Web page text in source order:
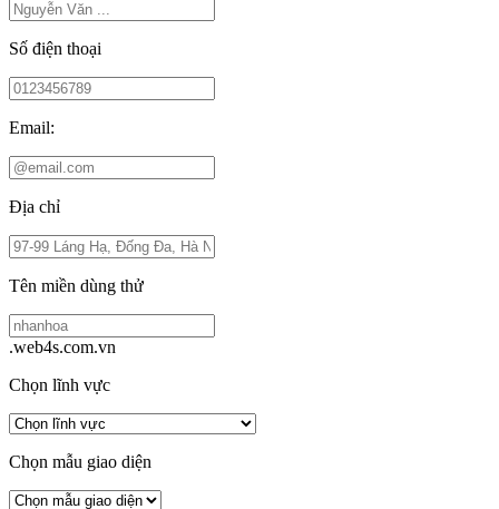
Số điện thoại
Email:
Địa chỉ
Tên miền dùng thử
.web4s.com.vn
Chọn lĩnh vực
Chọn mẫu giao diện